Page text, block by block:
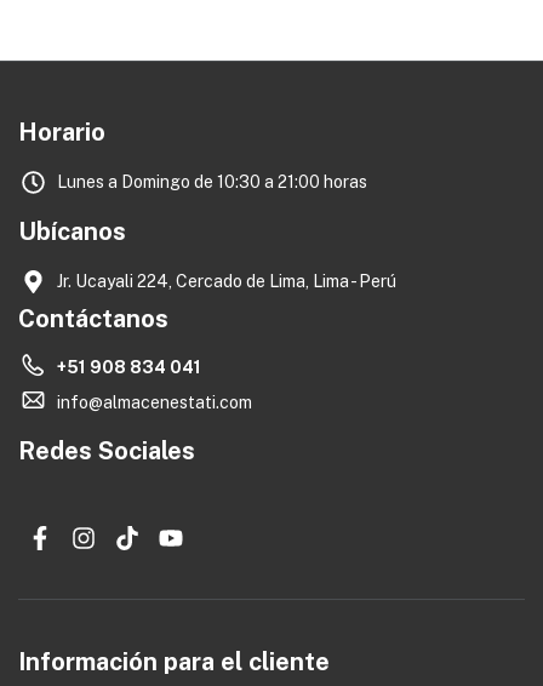
Horario
Lunes a Domingo de 10:30 a 21:00 horas
Ubícanos
Jr. Ucayali 224, Cercado de Lima, Lima - Perú
Contáctanos
+51 908 834 041
info@almacenestati.com
Redes Sociales
Información para el cliente